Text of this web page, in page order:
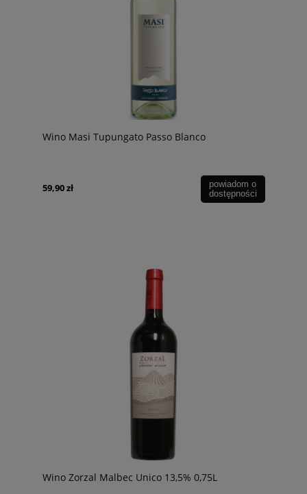
Wino Masi Tupungato Passo Blanco
59,90 zł
powiadom o
dostępności
Wino Zorzal Malbec Unico 13,5% 0,75L